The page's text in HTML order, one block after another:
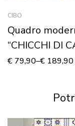
CIBO
Quadro
“CHICCHI DI
NERO” –
€ 79,90–€ 189,90